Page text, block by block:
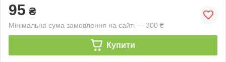
95 ₴
Мінімальна сума замовлення на сайті — 300 ₴
Купити